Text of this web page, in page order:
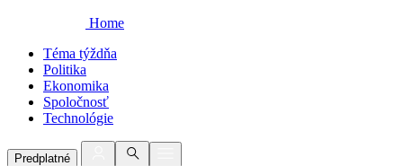
Home
Téma týždňa
Politika
Ekonomika
Spoločnosť
Technológie
Predplatné